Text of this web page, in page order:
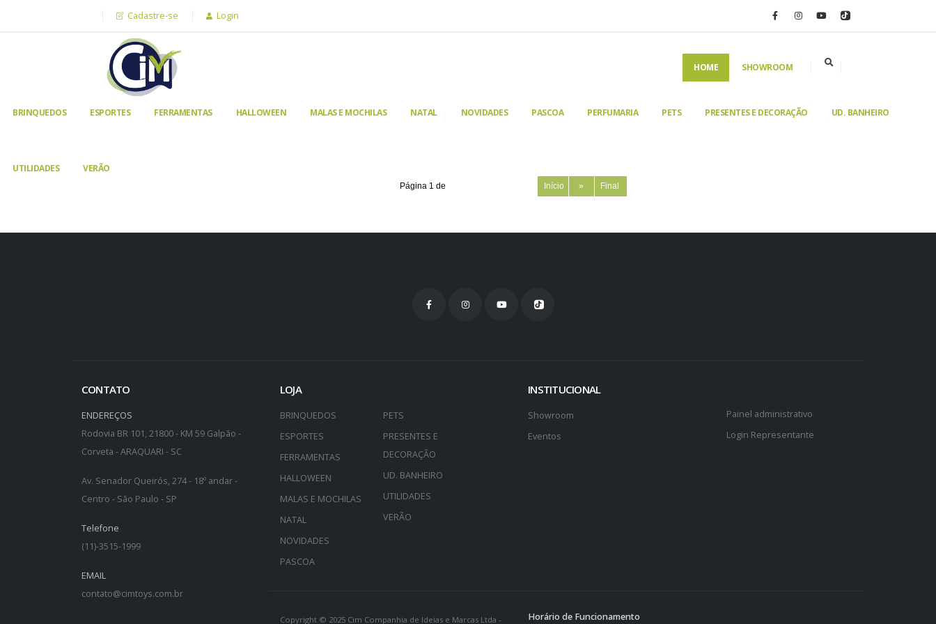
Cadastre-se Login
HOME SHOWROOM
BRINQUEDOS ESPORTES FERRAMENTAS HALLOWEEN MALAS E MOCHILAS NATAL NOVIDADES PASCOA PERFUMARIA PETS PRESENTES E DECORAÇÃO UD. BANHEIRO
UTILIDADES VERÃO
Página 1 de Início » Final
CONTATO
ENDEREÇOS
Rodovia BR 101, 21800 - KM 59 Galpão -
Corveta - ARAQUARI - SC
Av. Senador Queirós, 274 - 18º andar -
Centro - São Paulo - SP
Telefone
(11)-3515-1999
EMAIL
contato@cimtoys.com.br
LOJA
BRINQUEDOS
ESPORTES
FERRAMENTAS
HALLOWEEN
MALAS E MOCHILAS
NATAL
NOVIDADES
PASCOA
PETS
PRESENTES E
DECORAÇÃO
UD. BANHEIRO
UTILIDADES
VERÃO
INSTITUCIONAL
Showroom
Eventos
Painel administrativo
Login Representante
Copyright © 2025 Cim Companhia de Ideias e Marcas Ltda - Horário de Funcionamento